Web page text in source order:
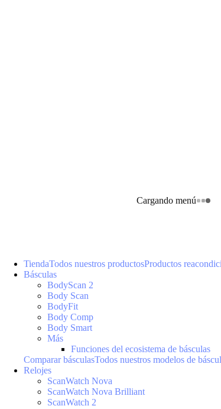
Cargando menú
TiendaTodos nuestros productosProductos
Básculas
BodyScan 2
Body Scan
BodyFit
Body Comp
Body Smart
Más
Funciones del ecosistema de básculas
Comparar básculasTodos nuestros modelos de
Relojes
ScanWatch Nova
ScanWatch Nova Brilliant
ScanWatch 2